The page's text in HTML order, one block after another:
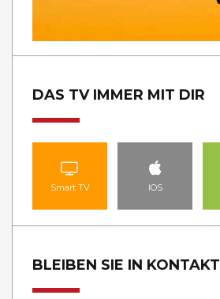
DAS TV IMMER MIT DIR
Smart TV IOS
BLEIBEN SIE IN KONTAKT